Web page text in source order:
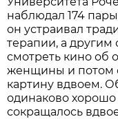
наблюдал 174
он устраивал
терапии, а
смотреть кино об
женщины и потом
картину вдвоем.
одинаково хорошо
сокращалось